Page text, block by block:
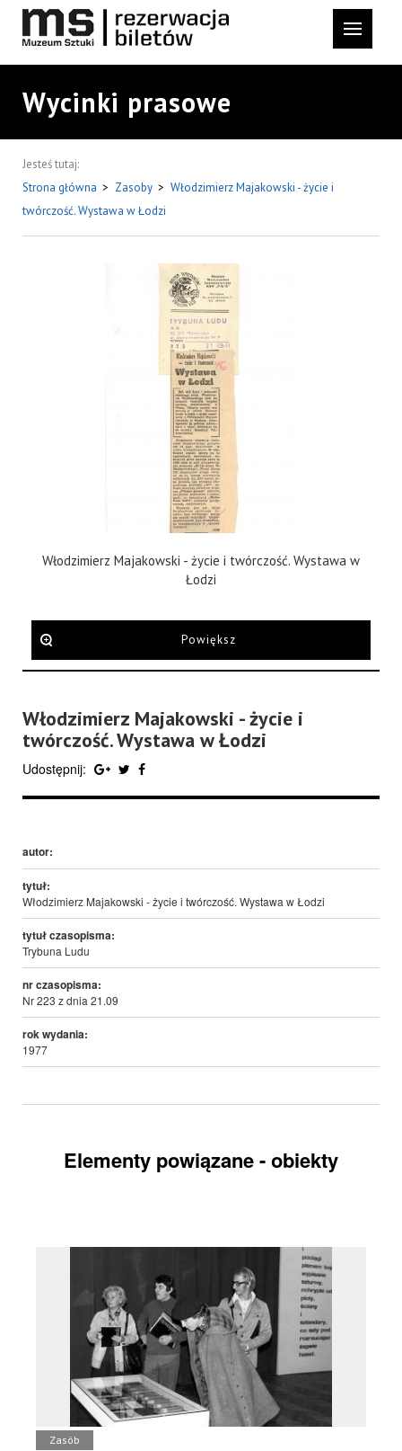
Wycinki prasowe
Jesteś tutaj:
Strona główna > Zasoby > Włodzimierz Majakowski - życie i
twórczość. Wystawa w Łodzi
Włodzimierz Majakowski - życie i twórczość. Wystawa w
Łodzi
Powiększ
Włodzimierz Majakowski - życie i
twórczość. Wystawa w Łodzi
Udostępnij:
autor:
tytuł:
Włodzimierz Majakowski - życie i twórczość. Wystawa w Łodzi
tytuł czasopisma:
Trybuna Ludu
nr czasopisma:
Nr 223 z dnia 21.09
rok wydania:
1977
Elementy powiązane - obiekty
Zasób